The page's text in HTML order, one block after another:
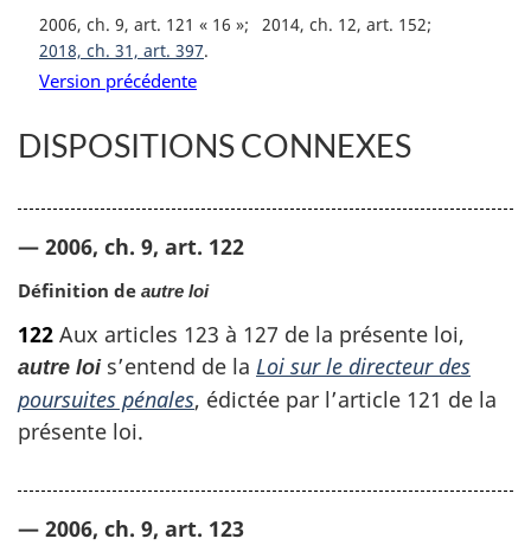
g
i
n
l
e
2006, ch. 9, art. 121 « 16 »
2014, ch. 12, art. 152
2018, ch. 31, art. 397
Version précédente
DISPOSITIONS CONNEXES
— 2006, ch. 9, art. 122
Définition de autre loi
122 Aux articles 123 à 127 de la présente loi,
autre lois’entend de la Loi sur le directeur des
poursuites pénales, édictée par l’article 121 de la
présente loi.
— 2006, ch. 9, art. 123